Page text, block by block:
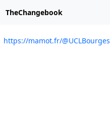
TheChangebook
https://mamot.fr/@UCLBourges